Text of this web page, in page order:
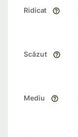
Ridicat
Scăzut
Mediu